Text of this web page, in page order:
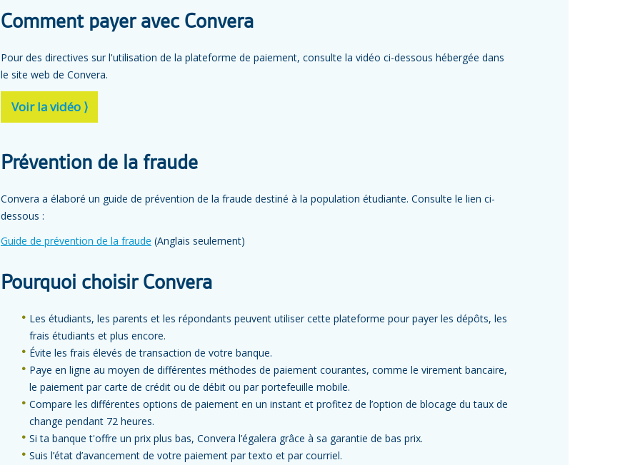
Comment payer avec Convera
Pour des directives sur l'utilisation de la plateforme de paiement, consulte la vidéo ci-dessous hébergée dans
le site web de Convera.
Voir la vidéo ⟩
Prévention de la fraude
Convera a élaboré un guide de prévention de la fraude destiné à la population étudiante. Consulte le lien ci-
dessous :
Guide de prévention de la fraude (Anglais seulement)
Pourquoi choisir Convera
Les étudiants, les parents et les répondants peuvent utiliser cette plateforme pour payer les dépôts, les
frais étudiants et plus encore.
Évite les frais élevés de transaction de votre banque.
Paye en ligne au moyen de différentes méthodes de paiement courantes, comme le virement bancaire,
le paiement par carte de crédit ou de débit ou par portefeuille mobile.
Compare les différentes options de paiement en un instant et profitez de l’option de blocage du taux de
change pendant 72 heures.
Si ta banque t'offre un prix plus bas, Convera l’égalera grâce à sa garantie de bas prix.
Suis l’état d’avancement de votre paiement par texto et par courriel.